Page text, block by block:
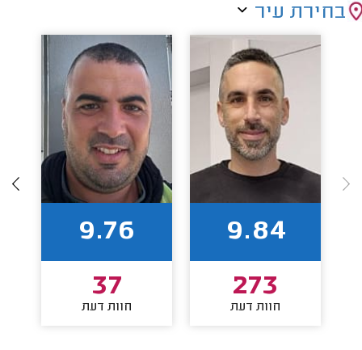
בחירת עיר
9.84
273
חוות דעת
9.76
37
חוות דעת